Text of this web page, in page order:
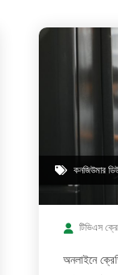
কনজিউমার
টিভিএস
অনলাইনে